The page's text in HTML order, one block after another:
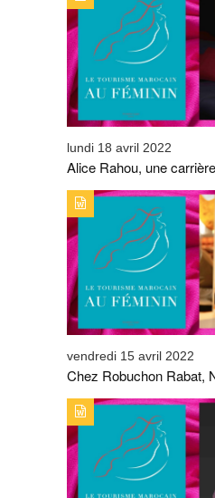
RAHOU, UNE CARRIÈRE
lundi 18 avril 2022
Alice Rahou, une
TYPE DE PUBLICATION :
ROBUCHON RABAT,
vendredi 15 avril 2022
Chez Robuchon Rabat,
TYPE DE PUBLICATION :
ZEMRANI, UNE